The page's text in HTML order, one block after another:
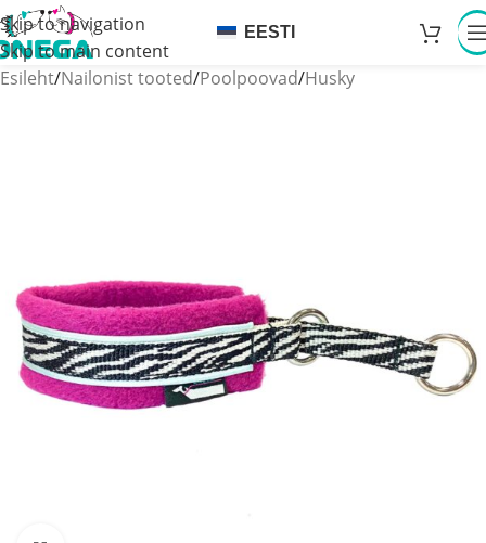
Skip to navigation
Skip to main content
EESTI
Esileht/Nailonist tooted/Poolpoovad/Husky